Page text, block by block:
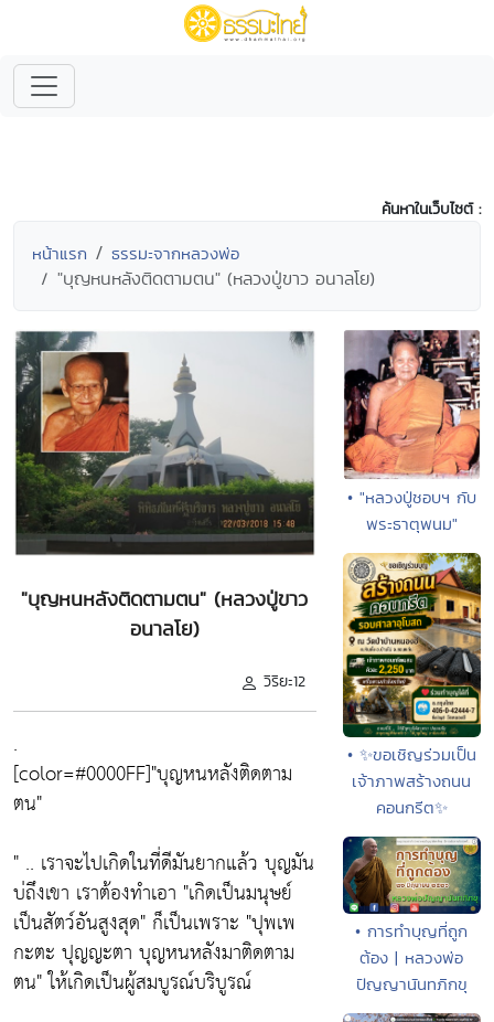
ค้นหาในเว็บไซต์ :
หน้าแรก ธรรมะจากหลวงพ่อ
"บุญหนหลังติดตามตน" (หลวงปู่ขาว อนาลโย)
"บุญหนหลังติดตามตน" (หลวงปู่ขาว
อนาลโย)
วิริยะ12
.
[color=#0000FF]"บุญหนหลังติดตาม
ตน"
" .. เราจะไปเกิดในที่ดีมันยากแล้ว บุญมัน
บ่ถึงเขา เราต้องทำเอา "เกิดเป็นมนุษย์
เป็นสัตว์อันสูงสุด" ก็เป็นเพราะ "ปุพเพ
กะตะ ปุญญะตา บุญหนหลังมาติดตาม
ตน"ให้เกิดเป็นผู้สมบูรณ์บริบูรณ์
• "หลวงปู่ชอบฯ กับ
พระธาตุพนม"
• ✨ขอเชิญร่วมเป็น
เจ้าภาพสร้างถนน
คอนกรีต✨
• การทำบุญที่ถูก
ต้อง | หลวงพ่อ
ปัญญานันทภิกขุ